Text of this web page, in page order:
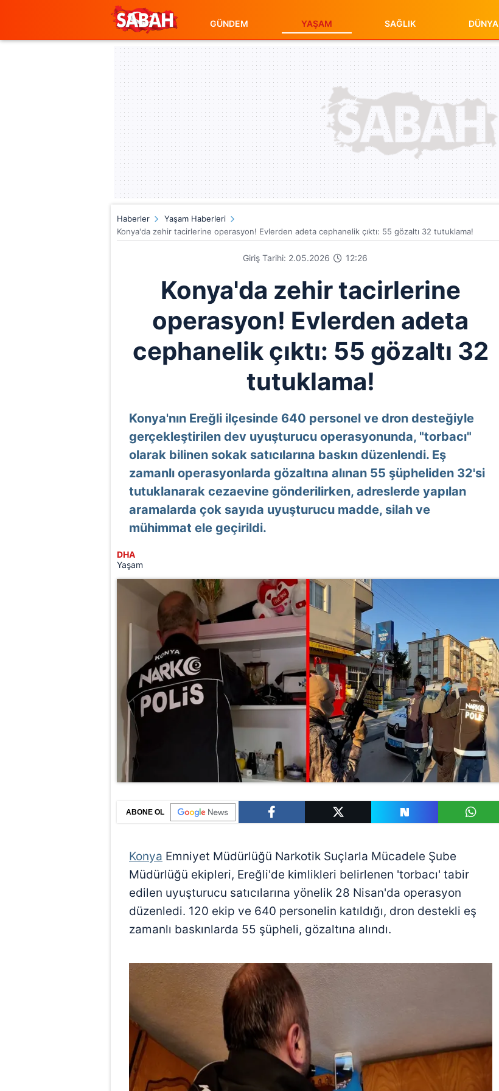
GÜNDEM YAŞAM SAĞLIK DÜNYA
Haberler
Yaşam Haberleri
Konya'da zehir tacirlerine operasyon! Evlerden adeta cephanelik çıktı: 55 gözaltı 32 tutuklama!
Giriş Tarihi: 2.05.2026 12:26
Konya'da zehir tacirlerine
operasyon! Evlerden adeta
cephanelik çıktı: 55 gözaltı 32
tutuklama!
Konya'nın Ereğli ilçesinde 640 personel ve dron desteğiyle
gerçekleştirilen dev uyuşturucu operasyonunda, "torbacı"
olarak bilinen sokak satıcılarına baskın düzenlendi. Eş
zamanlı operasyonlarda gözaltına alınan 55 şüpheliden 32'si
tutuklanarak cezaevine gönderilirken, adreslerde yapılan
aramalarda çok sayıda uyuşturucu madde, silah ve
mühimmat ele geçirildi.
DHA
Yaşam
ABONE OL
Konya Emniyet Müdürlüğü Narkotik Suçlarla Mücadele Şube
Müdürlüğü ekipleri, Ereğli'de kimlikleri belirlenen 'torbacı' tabir
edilen uyuşturucu satıcılarına yönelik 28 Nisan'da operasyon
düzenledi. 120 ekip ve 640 personelin katıldığı, dron destekli eş
zamanlı baskınlarda 55 şüpheli, gözaltına alındı.